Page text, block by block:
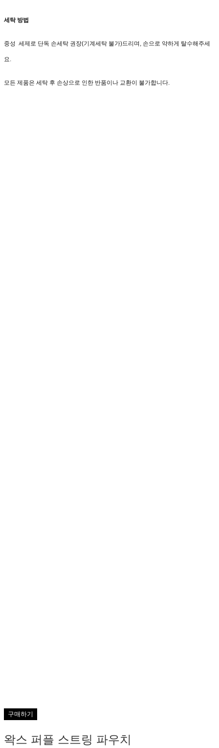
세탁 방법
중성 세제로 단독 손세탁 권장(기계세탁 불가)드리며, 손으로 약하게 탈수해주세
요.
모든 제품은 세탁 후 손상으로 인한 반품이나 교환이 불가합니다.
구매하기
왁스 퍼플 스트링 파우치